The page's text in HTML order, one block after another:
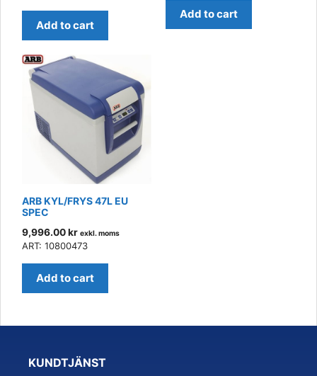
Add to cart
Add to cart
ARB KYL/FRYS 47L EU
SPEC
9,996.00kr exkl. moms
ART: 10800473
Add to cart
KUNDTJÄNST